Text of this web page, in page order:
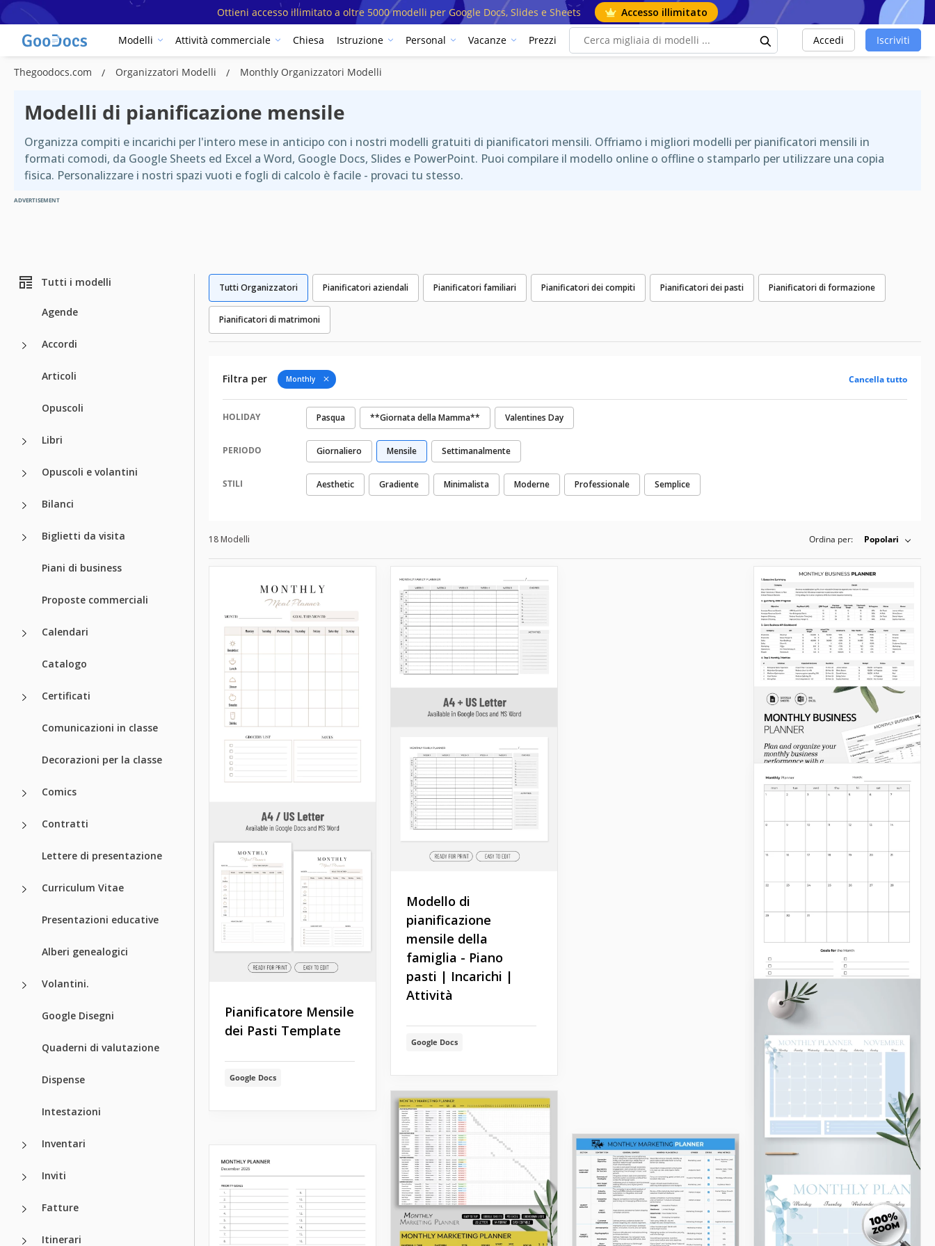
Ottieni accesso illimitato a oltre 5000 modelli per Google Docs, Slides e Sheets Accesso illimitato
Modelli Attività commerciale Chiesa Istruzione Personal Vacanze Prezzi Accedi Iscriviti
Thegoodocs.com Organizzatori Modelli Monthly Organizzatori Modelli
Modelli di pianificazione mensile
Organizza compiti e incarichi per l'intero mese in anticipo con i nostri modelli gratuiti di pianificatori mensili. Offriamo i migliori modelli per pianificatori mensili in
formati comodi, da Google Sheets ed Excel a Word, Google Docs, Slides e PowerPoint. Puoi compilare il modello online o offline o stamparlo per utilizzare una copia
fisica. Personalizzare i nostri spazi vuoti e fogli di calcolo è facile - provaci tu stesso.
ADVERTISEMENT
Tutti i modelli
Agende
Accordi
Articoli
Opuscoli
Libri
Opuscoli e volantini
Bilanci
Biglietti da visita
Piani di business
Proposte commerciali
Calendari
Catalogo
Certificati
Comunicazioni in classe
Decorazioni per la classe
Comics
Contratti
Lettere di presentazione
Curriculum Vitae
Presentazioni educative
Alberi genealogici
Volantini.
Google Disegni
Quaderni di valutazione
Dispense
Intestazioni
Inventari
Inviti
Fatture
Itinerari
Tutti Organizzatori Pianificatori aziendali Pianificatori familiari Pianificatori dei compiti Pianificatori dei pasti Pianificatori di formazione
Pianificatori di matrimoni
Filtra per Monthly Cancella tutto
HOLIDAY Pasqua **Giornata della Mamma** Valentines Day
PERIODO Giornaliero Mensile Settimanalmente
STILI Aesthetic Gradiente Minimalista Moderne Professionale Semplice
18 Modelli Ordina per: Popolari
Pianificatore Mensile
dei Pasti Template
Google Docs
Modello di
pianificazione
mensile della
famiglia - Piano
pasti | Incarichi |
Attività
Google Docs
Modello
pianificatore
aziendale mensile
Google Sheets